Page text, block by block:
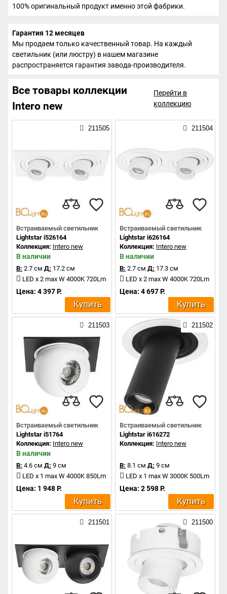
100% оригинальный продукт именно этой фабрики.
Гарантия 12 месяцев
Мы продаем только качественный товар. На каждый
светильник (или люстру) в нашем магазине
распространяется гарантия завода-производителя.
Все товары коллекции
Intero new
Перейти в
коллекцию
211505
Встраиваемый светильник
Lightstar i526164
Коллекция: Intero new
В наличии
В: 2.7 см Д: 17.2 см
LED x 2 max W 4000K 720Lm
Цена: 4 397 Р.
Купить
211504
Встраиваемый светильник
Lightstar i626164
Коллекция: Intero new
В наличии
В: 2.7 см Д: 17.3 см
LED x 2 max W 4000K 720Lm
Цена: 4 697 Р.
Купить
211503
Встраиваемый светильник
Lightstar i51764
Коллекция: Intero new
В наличии
В: 4.6 см Д: 9 см
LED x 1 max W 4000K 850Lm
Цена: 1 948 Р.
Купить
211502
Встраиваемый светильник
Lightstar i616272
Коллекция: Intero new
В: 8.1 см Д: 9 см
LED x 1 max W 3000K 500Lm
Цена: 2 598 Р.
Купить
211501 211500